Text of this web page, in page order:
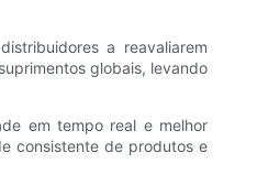
a reavaliarem
globais, levando
em tempo real e melhor
consistente de produtos e